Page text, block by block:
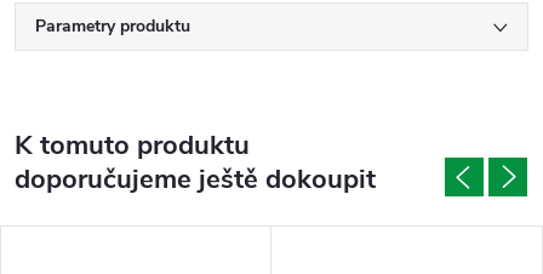
Parametry produktu
K tomuto produktu
doporučujeme ještě dokoupit